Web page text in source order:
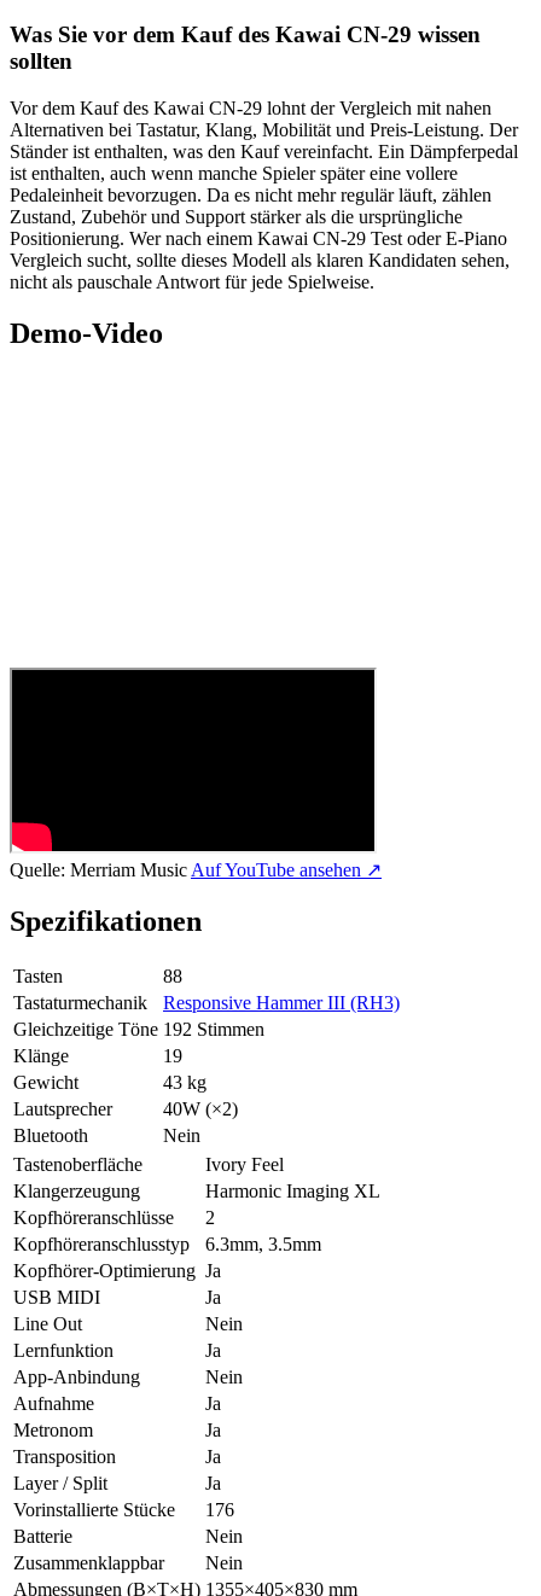
Was Sie vor dem Kauf des Kawai CN-29 wissen
sollten
Vor dem Kauf des Kawai CN-29 lohnt der Vergleich mit nahen
Alternativen bei Tastatur, Klang, Mobilität und Preis-Leistung. Der
Ständer ist enthalten, was den Kauf vereinfacht. Ein Dämpferpedal
ist enthalten, auch wenn manche Spieler später eine vollere
Pedaleinheit bevorzugen. Da es nicht mehr regulär läuft, zählen
Zustand, Zubehör und Support stärker als die ursprüngliche
Positionierung. Wer nach einem Kawai CN-29 Test oder E-Piano
Vergleich sucht, sollte dieses Modell als klaren Kandidaten sehen,
nicht als pauschale Antwort für jede Spielweise.
Demo-Video
Quelle: Merriam Music Auf YouTube ansehen ↗
Spezifikationen
Tasten
88
Tastaturmechanik
Responsive Hammer III (RH3)
Gleichzeitige Töne 192 Stimmen
Klänge
19
Gewicht
43 kg
Lautsprecher
40W (×2)
Bluetooth
Nein
Tastenoberfläche
Ivory Feel
Klangerzeugung
Harmonic Imaging XL
Kopfhöreranschlüsse
2
Kopfhöreranschlusstyp
6.3mm, 3.5mm
Kopfhörer-Optimierung Ja
USB MIDI
Ja
Line Out
Nein
Lernfunktion
Ja
App-Anbindung
Nein
Aufnahme
Ja
Metronom
Ja
Transposition
Ja
Layer / Split
Ja
Vorinstallierte Stücke
176
Batterie
Nein
Zusammenklappbar
Nein
Abmessungen (B×T×H) 1355×405×830 mm